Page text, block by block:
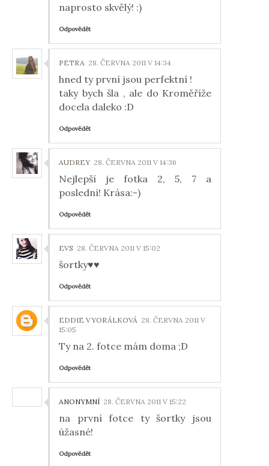
naprosto skvělý! :)
Odpovědět
PETRA 28. ČERVNA 2011 V 14:34
hned ty první jsou perfektní !
taky bych šla , ale do Kroměříže
docela daleko :D
Odpovědět
AUDREY 28. ČERVNA 2011 V 14:36
Nejlepší je fotka 2, 5, 7 a
poslední! Krása:-)
Odpovědět
EVS 28. ČERVNA 2011 V 15:02
šortky♥♥
Odpovědět
EDDIE VYORÁLKOVÁ 28. ČERVNA 2011 V
15:05
Ty na 2. fotce mám doma ;D
Odpovědět
ANONYMNÍ 28. ČERVNA 2011 V 15:22
na první fotce ty šortky jsou
úžasné!
Odpovědět